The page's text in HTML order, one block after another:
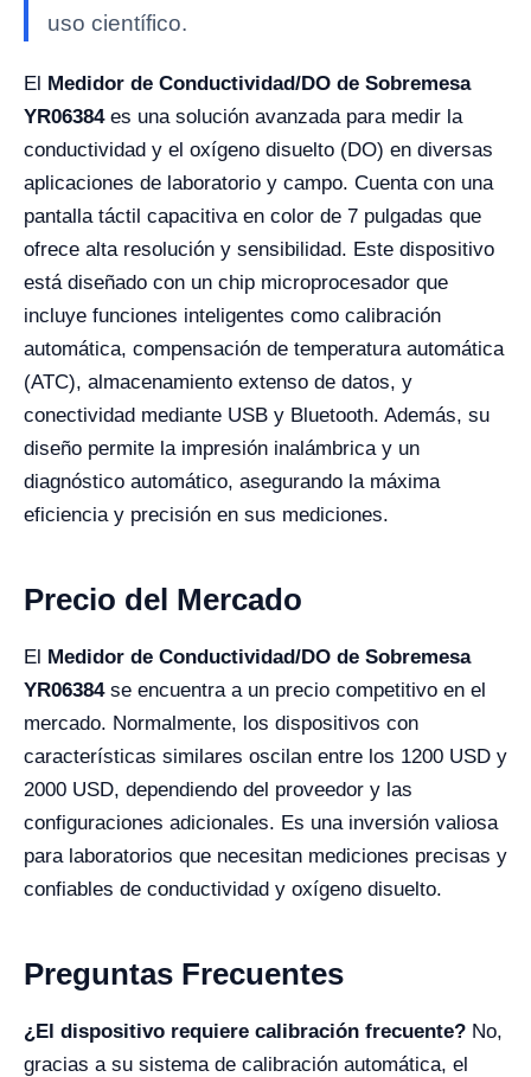
uso científico.
El Medidor de Conductividad/DO de Sobremesa
YR06384es una solución avanzada para medir la
conductividad y el oxígeno disuelto (DO) en diversas
aplicaciones de laboratorio y campo. Cuenta con una
pantalla táctil capacitiva en color de 7 pulgadas que
ofrece alta resolución y sensibilidad. Este dispositivo
está diseñado con un chip microprocesador que
incluye funciones inteligentes como calibración
automática, compensación de temperatura automática
(ATC), almacenamiento extenso de datos, y
conectividad mediante USB y Bluetooth. Además, su
diseño permite la impresión inalámbrica y un
diagnóstico automático, asegurando la máxima
eficiencia y precisión en sus mediciones.
Precio del Mercado
El Medidor de Conductividad/DO de Sobremesa
YR06384se encuentra a un precio competitivo en el
mercado. Normalmente, los dispositivos con
características similares oscilan entre los 1200 USD y
2000 USD, dependiendo del proveedor y las
configuraciones adicionales. Es una inversión valiosa
para laboratorios que necesitan mediciones precisas y
confiables de conductividad y oxígeno disuelto.
Preguntas Frecuentes
¿El dispositivo requiere calibración frecuente? No,
gracias a su sistema de calibración automática, el